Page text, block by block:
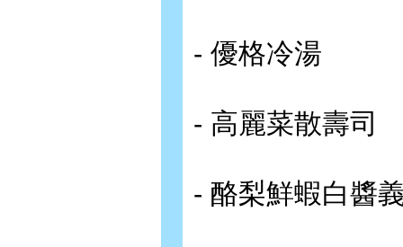
- 優格冷湯
- 高麗菜散壽司
- 酪梨鮮蝦白醬